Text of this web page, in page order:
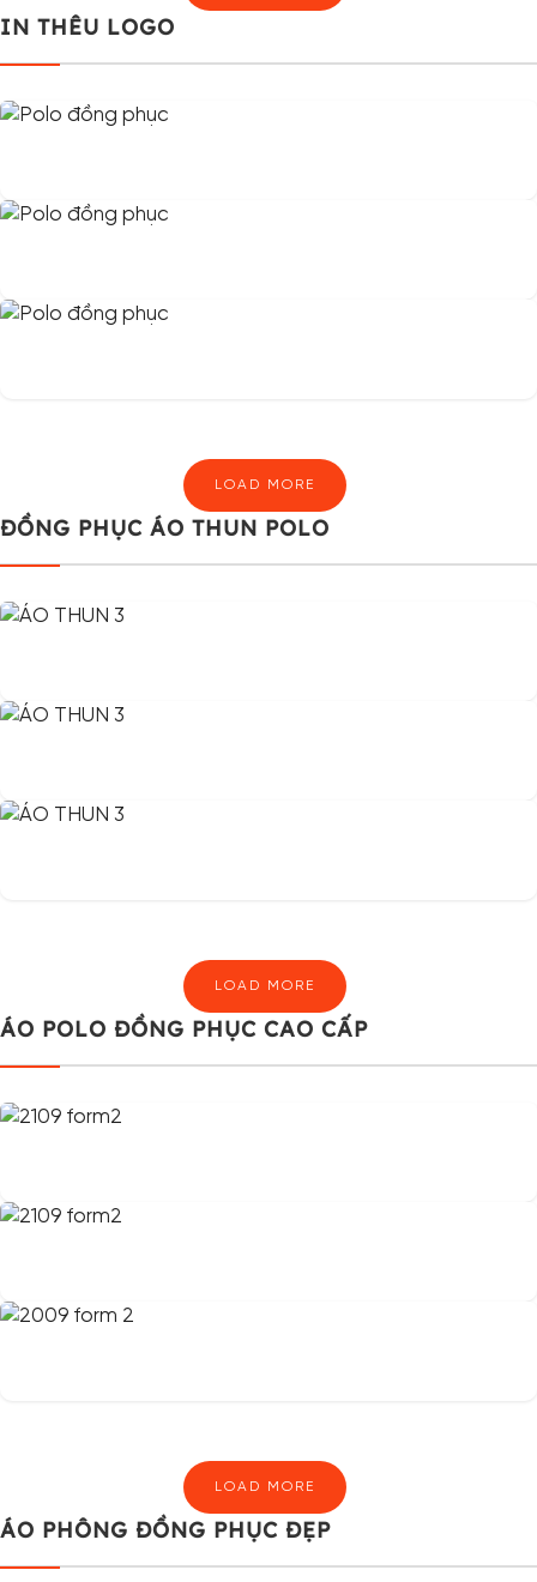
IN THÊU LOGO
LOAD MORE
ĐỒNG PHỤC ÁO THUN POLO
LOAD MORE
ÁO POLO ĐỒNG PHỤC CAO CẤP
LOAD MORE
ÁO PHÔNG ĐỒNG PHỤC ĐẸP